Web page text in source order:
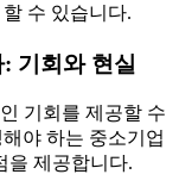
수 있습니다.
기회와 현실
기회를 제공할 수
야 하는 중소기업
을 제공합니다.